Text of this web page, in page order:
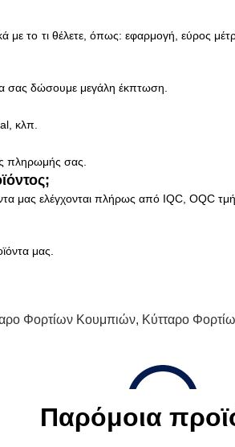
το τι θέλετε, όπως: εφαρμογή, εύρος
σας δώσουμε μεγάλη έκπτωση.
κλπ.
πληρωμής σας.
μας ελέγχονται πλήρως από IQC, OQC
μας.
Φορτίων Κουμπιών, Κύτταρο
Παρόμοια